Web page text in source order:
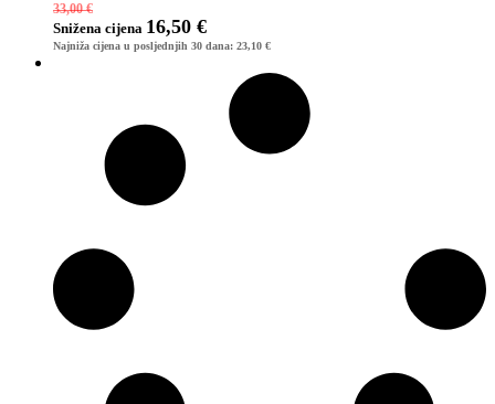
33,00€
Snižena cijena 16,50 €
Najniža cijena u posljednjih 30 dana: 23,10 €